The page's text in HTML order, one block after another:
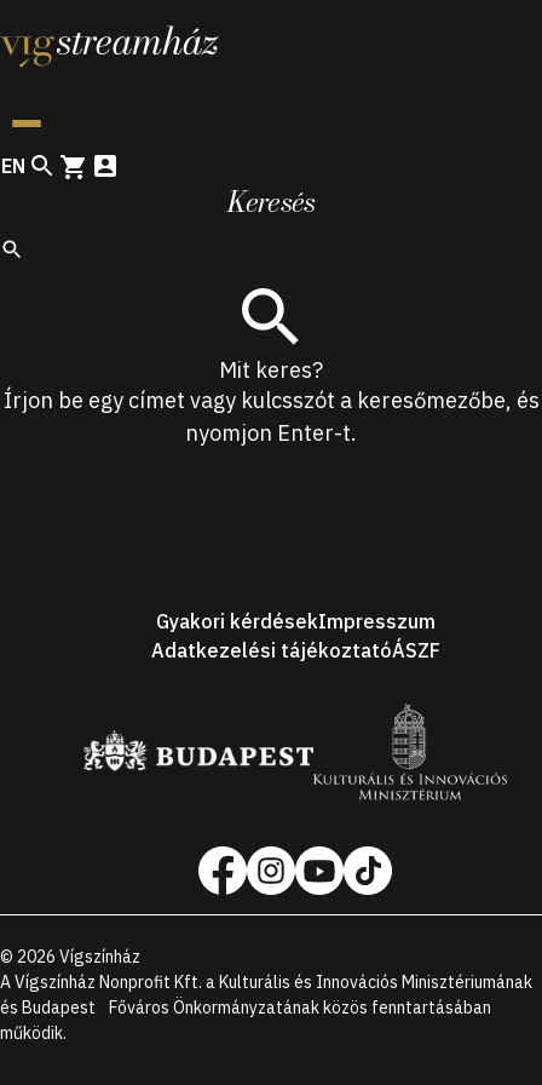
Continue to navigation
Continue to content
Continue to footer
EN
Keresés
Keresés
Mit keres?
Írjon be egy címet vagy kulcsszót a keresőmezőbe, és
nyomjon Enter-t.
Gyakori kérdésekImpresszum
Adatkezelési tájékoztatóÁSZF
Social
media
© 2026 Vígszínház
A Vígszínház Nonprofit Kft. a Kulturális és Innovációs Minisztériumának
és Budapest Főváros Önkormányzatának közös fenntartásában
működik.